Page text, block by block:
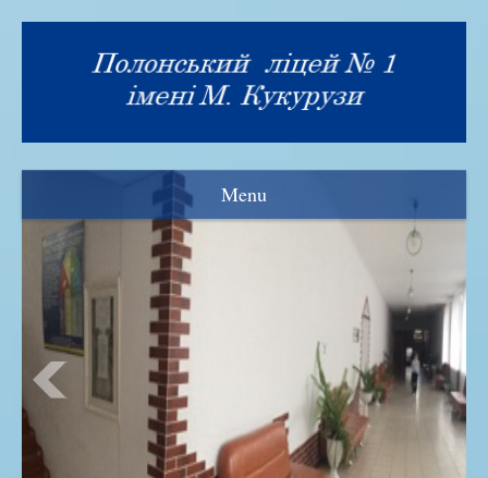
Menu
Візитка
Прозорість та інформаційна відкритість
Нормативна база
Адміністрація ліцею
Знамениті випускники
Історія закладу